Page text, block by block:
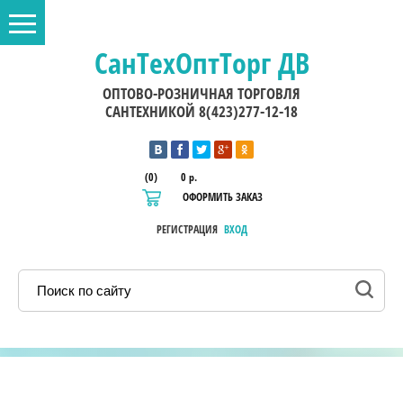
СанТехОптТорг ДВ
ОПТОВО-РОЗНИЧНАЯ ТОРГОВЛЯ
САНТЕХНИКОЙ 8(423)277-12-18
РЕГИСТРАЦИЯ ВХОД
(0)
0 р.
ОФОРМИТЬ ЗАКАЗ